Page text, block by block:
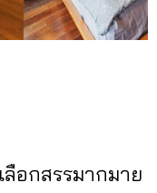
อกสรรมากมาย